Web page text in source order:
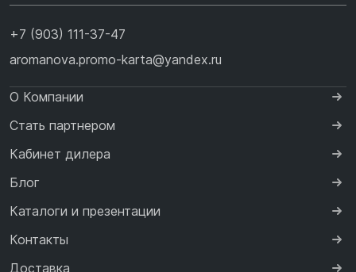
+7 (903) 111-37-47
aromanova.promo-karta@yandex.ru
О Компании
Стать партнером
Кабинет дилера
Блог
Каталоги и презентации
Контакты
Доставка